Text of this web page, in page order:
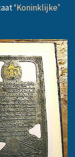
‘Koninklijke’